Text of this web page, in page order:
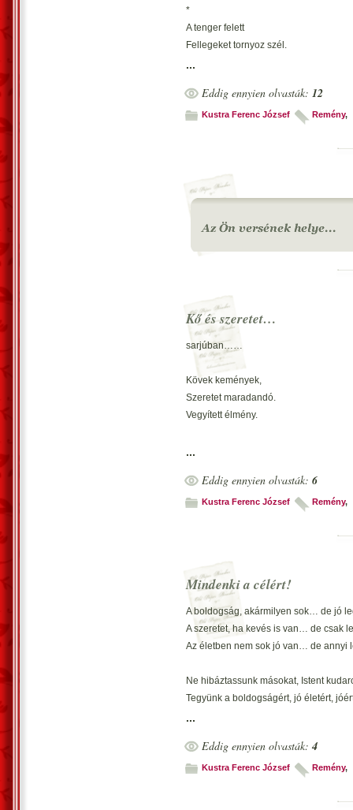
*
A tenger felett
Fellegeket tornyoz szél.
Sós víz párája
Mennydörgő vihar alatt!
Tépi a fellegeket.
Sima víztükör.
Szemben az elemekkel.
Smaragd zöld tenger…
Vijjog, száll viharmadár…
Kacagva zokog!
Süllyednek felhők,
Dalolva tőr fel hullám…
Forrón tűz a nap.
Csónakázó tó?
*
Zord hullámokat
Mély morajlás kíséri…
Tajtékos minden.
*
Haragos zöld víz…
Meseszép látvány…
*
Szilajul zúg a
Vihar, bőmből tengernek.
*
...
Eddig ennyien olvasták: 12
Kustra Ferenc József Remény,
Kő és szeretet…
sarjúban……
Kövek kemények,
Szeretet maradandó.
Vegyített élmény.
...
Eddig ennyien olvasták: 6
Kustra Ferenc József Remény,
Mindenki a célért!
A boldogság, akármilyen sok… de jó
A szeretet, ha kevés is van… de csak
Az életben nem sok jó van… de annyi
Ne hibáztassunk másokat, Istent
Tegyünk a boldogságért, jó életért,
Vecsés, 2013. február 27. - Kustra
...
Eddig ennyien olvasták: 4
Kustra Ferenc József Remény,